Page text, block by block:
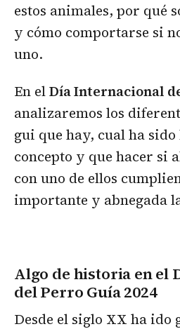
estos animales, por qué
y cómo comportarse si
uno.
En elDía Internacional
analizaremos los
gui que hay, cual ha
concepto y que hacer si
con uno de ellos
importante y abnegada
Algo de historia en el
del Perro Guía 2024
Desde el siglo XX ha ido